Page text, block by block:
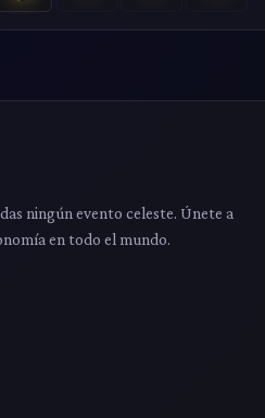
ningún evento celeste. Únete a
en todo el mundo.